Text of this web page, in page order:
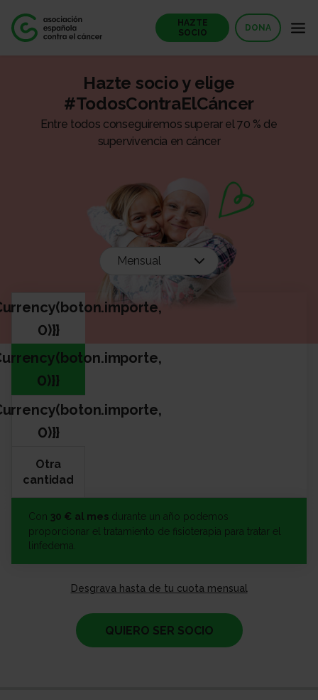
HAZTE
SOCIO
DONA
Hazte socio y elige
#TodosContraElCáncer
Entre todos conseguiremos superar el 70 % de
supervivencia en cáncer
Mensual
Selecciona el importe a donar
0)}}
0)}}
0)}}
Otra
cantidad
Otra cantidad
Con 30 € al mes durante un año podemos
proporcionar el tratamiento de fisioterapia para tratar el
linfedema.
Desgrava hasta de tu cuota mensual
QUIERO SER SOCIO